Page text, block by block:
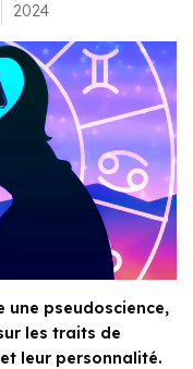
2024
une pseudoscience,
les traits de
leur personnalité.